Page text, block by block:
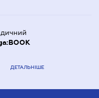
ДЕТАЛЬНІШЕ